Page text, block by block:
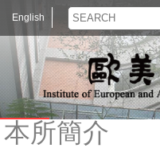
English
本所簡介